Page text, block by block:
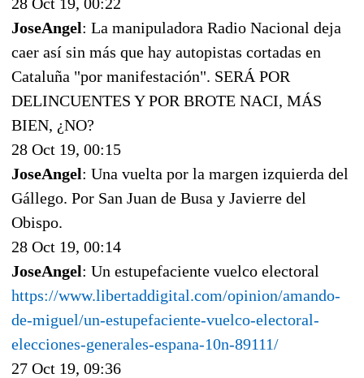
JoseAngel: La manipuladora Radio Nacional deja
caer así sin más que hay autopistas cortadas en
Cataluña "por manifestación". SERÁ POR
DELINCUENTES Y POR BROTE NACI, MÁS
BIEN, ¿NO?
28 Oct 19, 00:15
JoseAngel: Una vuelta por la margen izquierda del
Gállego. Por San Juan de Busa y Javierre del
Obispo.
28 Oct 19, 00:14
JoseAngel: Un estupefaciente vuelco electoral
https://www.libertaddigital.com/opinion/amando-
de-miguel/un-estupefaciente-vuelco-electoral-
elecciones-generales-espana-10n-89111/
27 Oct 19, 09:36